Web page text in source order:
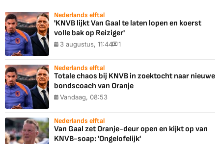
Nederlands elftal
'KNVB lijkt Van Gaal te laten lopen en koerst
volle bak op Reiziger'
3 augustus, 11:44 1
Nederlands elftal
Totale chaos bij KNVB in zoektocht naar nieuwe
bondscoach van Oranje
Vandaag, 08:53
Nederlands elftal
Van Gaal zet Oranje-deur open en kijkt op van
KNVB-soap: 'Ongelofelijk'